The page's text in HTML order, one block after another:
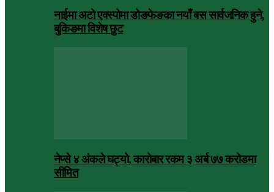
नाईमा अटो एक्स्पोमा डोङफेङका नयाँ बस सार्वजनिक हुने,
बुकिङमा विशेष छुट
नेप्से ४ अंकले घट्यो, कारोबार रकम ३ अर्ब ७७ करोडमा
सीमित